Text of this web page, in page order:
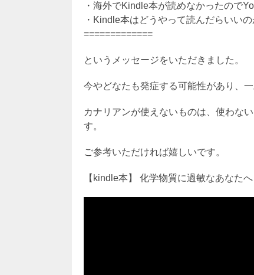
・海外でKindle本が読めなかったので
・Kindle本はどうやって読んだらいい
=============
というメッセージをいただきました。
今やどなたも発症する可能性があり、
カナリアンが使えないものは、使わな
す。
ご参考いただければ嬉しいです。
【kindle本】 化学物質に過敏なあなた